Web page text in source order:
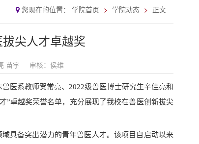
您现在的位置： 学院首页 学院动态 正文
尖人才卓越奖
苗宇 审核：侯维
医系教师贺常亮、2022级兽医博士研究生辛佳亮和
”卓越奖荣誉名单，充分展现了我校在兽医创新拔尖
具备突出潜力的青年兽医人才。该项目自启动以来